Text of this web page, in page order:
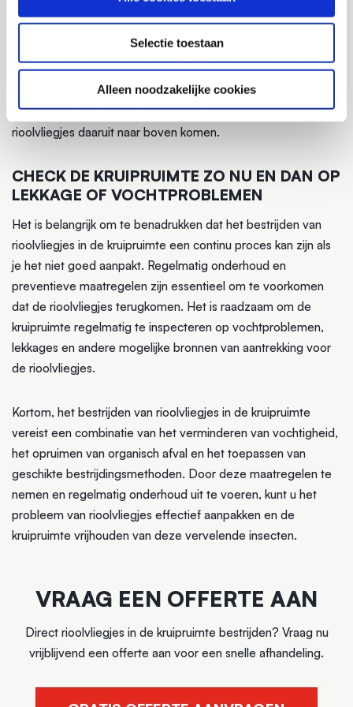
Selectie toestaan
Alleen noodzakelijke cookies
zoals bladeren, takken of ander organisch afval, omdat dit als
voedselbron kan dienen voor de rioolvliegjes. Zorg ervoor
dat er geen open rioleringsbronnen of leidingen zijn die
lekken en vochtigheid veroorzaken. Repareer eventuele
scheuren of openingen in de riolering om te voorkomen dat
rioolvliegjes daaruit naar boven komen.
CHECK DE KRUIPRUIMTE ZO NU EN DAN OP
LEKKAGE OF VOCHTPROBLEMEN
Het is belangrijk om te benadrukken dat het bestrijden van
rioolvliegjes in de kruipruimte een continu proces kan zijn als
je het niet goed aanpakt. Regelmatig onderhoud en
preventieve maatregelen zijn essentieel om te voorkomen
dat de rioolvliegjes terugkomen. Het is raadzaam om de
kruipruimte regelmatig te inspecteren op vochtproblemen,
lekkages en andere mogelijke bronnen van aantrekking voor
de rioolvliegjes.
Kortom, het bestrijden van rioolvliegjes in de kruipruimte
vereist een combinatie van het verminderen van vochtigheid,
het opruimen van organisch afval en het toepassen van
geschikte bestrijdingsmethoden. Door deze maatregelen te
nemen en regelmatig onderhoud uit te voeren, kunt u het
probleem van rioolvliegjes effectief aanpakken en de
kruipruimte vrijhouden van deze vervelende insecten.
VRAAG EEN OFFERTE AAN
Direct rioolvliegjes in de kruipruimte bestrijden? Vraag nu
vrijblijvend een offerte aan voor een snelle afhandeling.